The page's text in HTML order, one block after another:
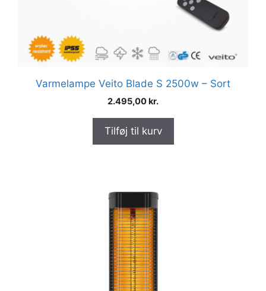
Varmelampe Veito Blade S 2500w – Sort
2.495,00kr.
Tilføj til kurv